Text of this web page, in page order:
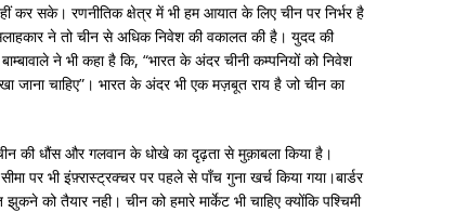
कर सके। रणनीतिक क्षेत्र में भी हम आयात के लिए चीन पर निर्भर है
ने तो चीन से अधिक निवेश की वकालत की है। युदद की
ने भी कहा है कि, “भारत के अंदर चीनी कम्पनियों को निवेश
जाना चाहिए”। भारत के अंदर भी एक मज़बूत राय है जो चीन का
की धौंस और गलवान के धोखे का दृढ़ता से मुक़ाबला किया है।
पर भी इंफ़्रास्ट्रक्चर पर पहले से पाँच गुना खर्च किया गया।बार्डर
को तैयार नही। चीन को हमारे मार्केट भी चाहिए क्योंकि पश्चिमी